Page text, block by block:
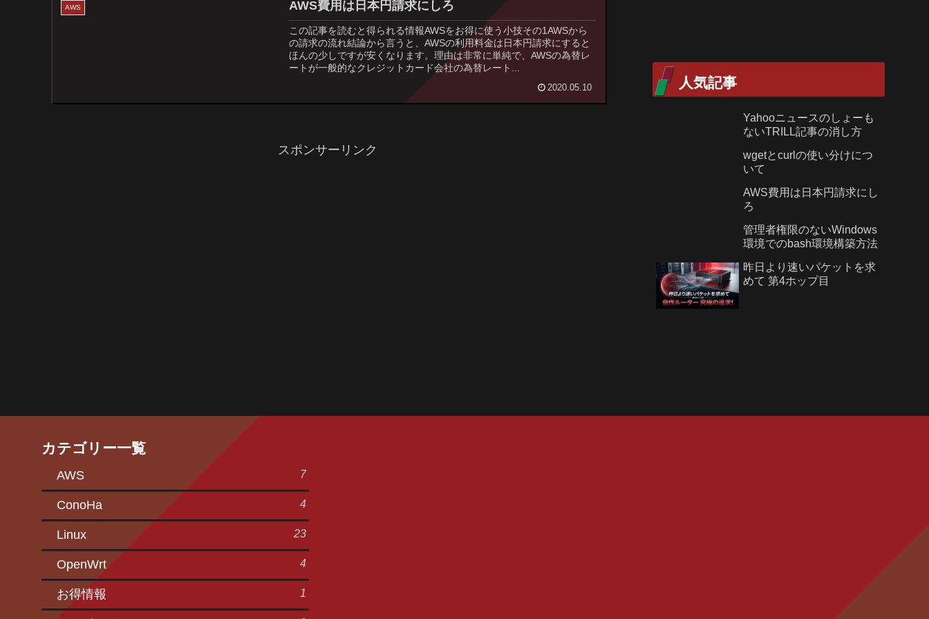
AWS AWS費用は日本円請求にしろ
この記事を読むと得られる情報AWSをお得に使う小技その1AWSから
の請求の流れ結論から言うと、AWSの利用料金は日本円請求にすると
ほんの少しですが安くなります。理由は非常に単純で、AWSの為替レ
ートが一般的なクレジットカード会社の為替レート...
2020.05.10
スポンサーリンク
人気記事
Yahooニュースのしょーも
ないTRILL記事の消し方
wgetとcurlの使い分けにつ
いて
AWS費用は日本円請求にし
ろ
管理者権限のないWindows
環境でのbash環境構築方法
昨日より速いパケットを求
めて 第4ホップ目
カテゴリー一覧
AWS 7
ConoHa 4
Linux 23
OpenWrt 4
お得情報 1